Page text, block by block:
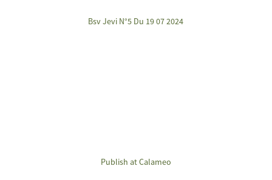
Bsv Jevi N°5 Du 19 07 2024
Publish at Calameo